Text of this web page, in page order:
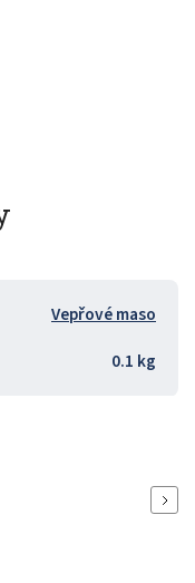
Vepřové maso
0.1 kg
Next